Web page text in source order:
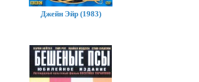
Джейн Эйр (1983)